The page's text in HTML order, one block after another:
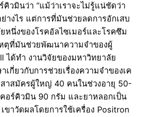
คิวมินว่า “แม้ว่าเราจะไม่รู้แน่ชัดว่า
างไร แต่การที่มันช่วยลดการอักเสบ
หนึ่งของโรคอัลไซเมอร์และโรคซึม
หตุที่มันช่วยพัฒนาความจำของผู้
ด้ทำ งานวิจัยของมหาวิทยาลัย
กี่ยวกับการช่วยเรื่องความจำของเค
าสมัครผู้ใหญ่ 40 คนในช่วงอายุ 50-
อร์คิวมิน 90 กรัม และยาหลอกเป็น
ขาวัดผลโดยการใช้เครื่อง Positron